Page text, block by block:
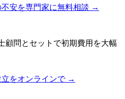
安を専門家に無料相談 →
顧問とセットで初期費用を大幅
立をオンラインで →